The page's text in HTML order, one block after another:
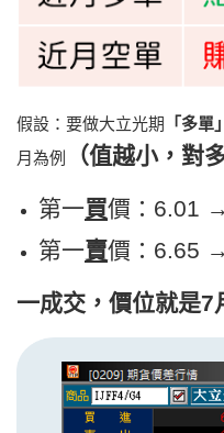
假設：要做大立光期 「多單」
月為例
（值越小，對
第一買價：6.01
第一賣價：6.65
一成交，價位就是7